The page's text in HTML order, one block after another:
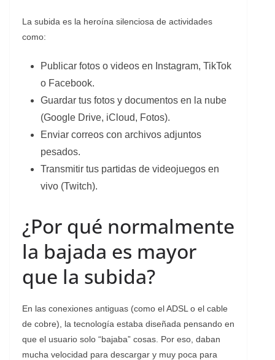
La subida es la heroína silenciosa de actividades
como:
Publicar fotos o videos en Instagram, TikTok
o Facebook.
Guardar tus fotos y documentos en la nube
(Google Drive, iCloud, Fotos).
Enviar correos con archivos adjuntos
pesados.
Transmitir tus partidas de videojuegos en
vivo (Twitch).
¿Por qué normalmente
la bajada es mayor
que la subida?
En las conexiones antiguas (como el ADSL o el cable
de cobre), la tecnología estaba diseñada pensando en
que el usuario solo “bajaba” cosas. Por eso, daban
mucha velocidad para descargar y muy poca para